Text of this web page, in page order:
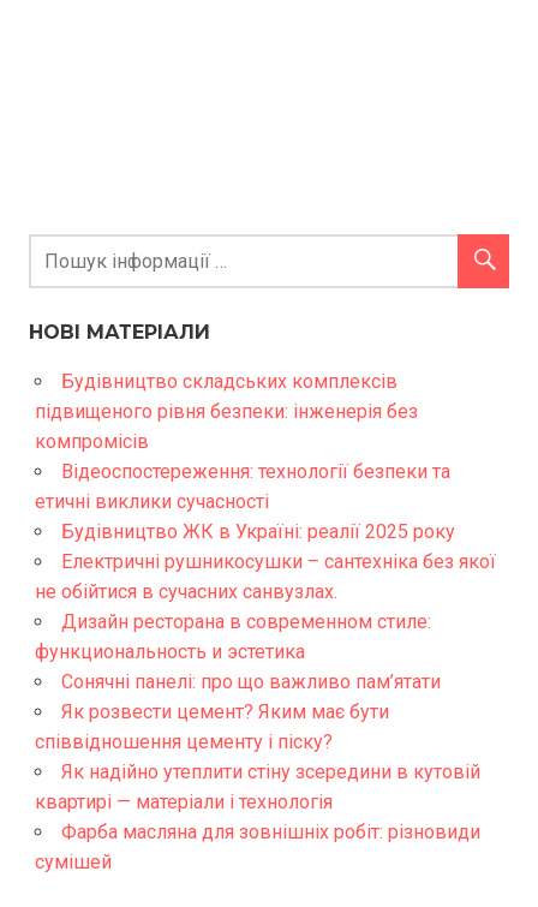
НОВІ МАТЕРІАЛИ
Будівництво складських комплексів
підвищеного рівня безпеки: інженерія без
компромісів
Відеоспостереження: технології безпеки та
етичні виклики сучасності
Будівництво ЖК в Україні: реалії 2025 року
Електричні рушникосушки – сантехніка без якої
не обійтися в сучасних санвузлах.
Дизайн ресторана в современном стиле:
функциональность и эстетика
Сонячні панелі: про що важливо пам’ятати
Як розвести цемент? Яким має бути
співвідношення цементу і піску?
Як надійно утеплити стіну зсередини в кутовій
квартирі — матеріали і технологія
Фарба масляна для зовнішніх робіт: різновиди
сумішей